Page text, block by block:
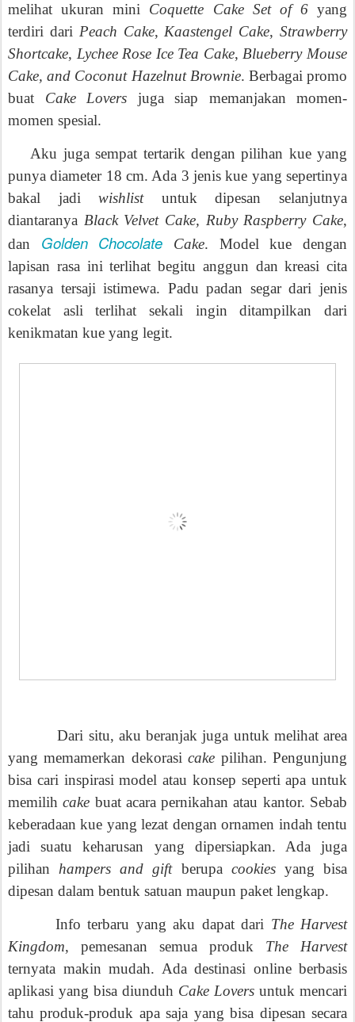
melihat ukuran mini Coquette Cake Set of 6yang
terdiri dari Peach Cake, Kaastengel Cake,Strawberry
Shortcake, Lychee Rose Ice Tea Cake, Blueberry Mouse
Cake, and Coconut Hazelnut Brownie. Berbagai promo
buat Cake Lovers juga siap memanjakan momen-
momen spesial.
Aku juga sempat tertarik dengan pilihan kue yang
punya diameter 18 cm. Ada 3 jenis kue yang sepertinya
bakal jadiwishlistuntuk dipesan selanjutnya
diantaranya Black Velvet Cake, Ruby Raspberry Cake,
dan Golden Chocolate Cake. Model kue dengan
lapisan rasa ini terlihat begitu anggun dan kreasi cita
rasanya tersaji istimewa. Padu padan segar dari jenis
cokelat asli terlihat sekali ingin ditampilkan dari
kenikmatan kue yang legit.
Dari situ, aku beranjak juga untuk melihat area
yang memamerkan dekorasicake pilihan. Pengunjung
bisa cari inspirasi model atau konsep seperti apa untuk
memilihcake buat acara pernikahan atau kantor. Sebab
keberadaan kue yang lezat dengan ornamen indah tentu
jadi suatu keharusan yang dipersiapkan. Ada juga
pilihan hampers and giftberupa cookiesyang bisa
dipesan dalam bentuk satuan maupun paket lengkap.
Info terbaru yang aku dapat dari The Harvest
Kingdom, pemesanan semua produk The Harvest
ternyata makin mudah. Ada destinasi online berbasis
aplikasi yang bisa diunduh Cake Lovers untuk mencari
tahu produk-produk apa saja yang bisa dipesan secara